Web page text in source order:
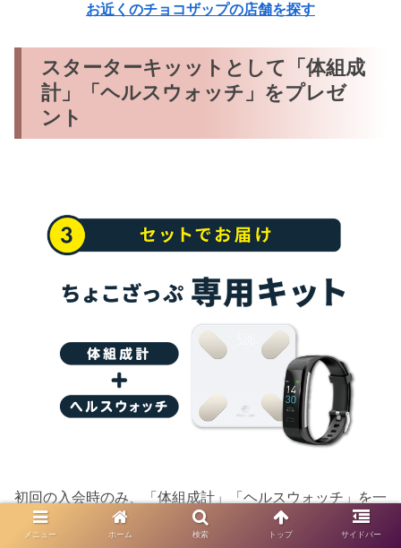
お近くのチョコザップの店舗を探す
スターターキッットとして「体組成
計」「ヘルスウォッチ」をプレゼ
ント
初回の入会時のみ、「体組成計」「ヘルスウォッチ」を一
人につき1セットもらえます。
メニュー ホーム 検索 トップ サイドバー